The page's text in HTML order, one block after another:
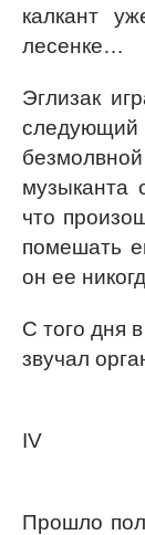
калкант
лесенке…
Эглизак
музыканта
что
помешать
он ее
С того дня
звучал
IV
Прошло